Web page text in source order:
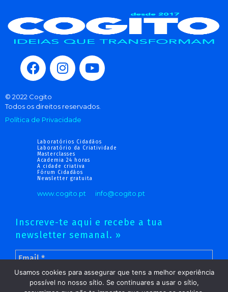
© 2022 Cogito
Todos os direitos reservados.
Política de Privacidade
Laboratórios Cidadãos
Laboratório da Criatividade
Masterclasses
Academia 24 horas
A cidade criativa
Fórum Cidadãos
Newsletter gratuita
www.cogito.pt info@cogito.pt
Inscreve-te aqui e recebe a tua
newsletter semanal. »
Usamos cookies para assegurar que tens a melhor experiência
possível no nosso sítio. Se continuares a usar o sítio,